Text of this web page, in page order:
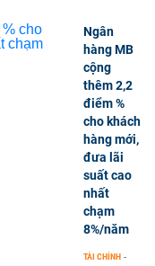
Ngân
hàng MB
cộng
thêm 2,2
điểm %
cho khách
hàng mới,
đưa lãi
suất cao
nhất
chạm
8%/năm
TÀI CHÍNH -